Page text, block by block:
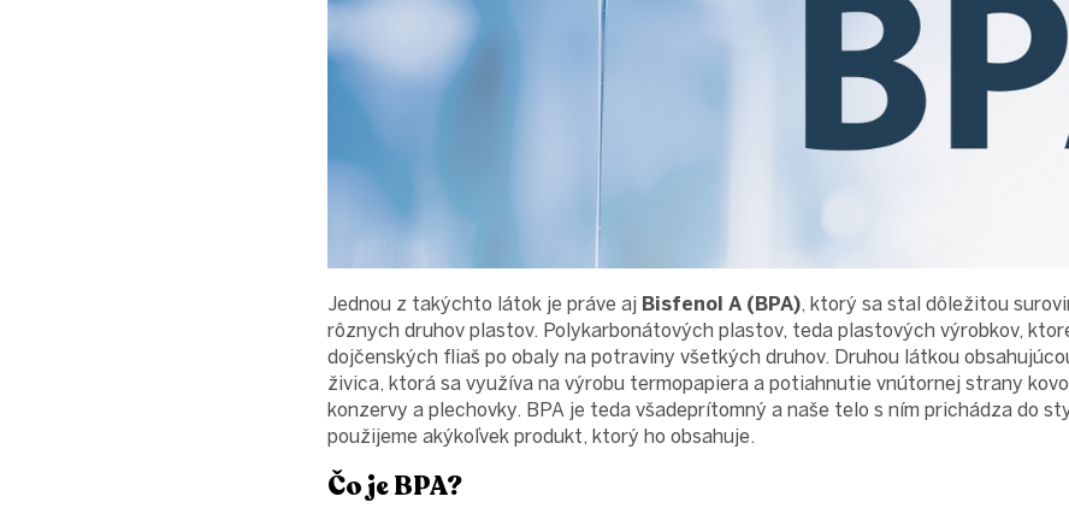
Jednou z takýchto látok je práve aj Bisfenol A (BPA), ktorý sa stal dôležitou
rôznych druhov plastov. Polykarbonátových plastov, teda plastových výrobkov,
dojčenských fliaš po obaly na potraviny všetkých druhov. Druhou látkou
živica, ktorá sa využíva na výrobu termopapiera a potiahnutie vnútornej strany
konzervy a plechovky. BPA je teda všadeprítomný a naše telo s ním prichádza do
použijeme akýkoľvek produkt, ktorý ho obsahuje.
Čo je BPA?